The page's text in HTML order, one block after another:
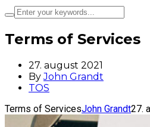
Terms of Services
27. august 2021
ByJohn Grandt
TOS
Terms of ServicesJohn Grandt27.